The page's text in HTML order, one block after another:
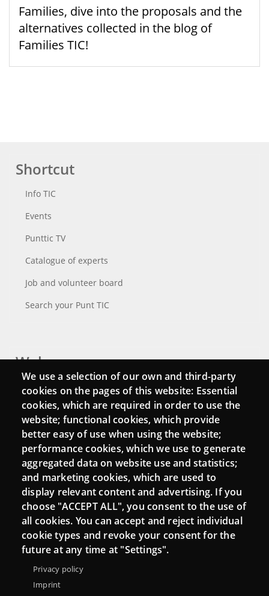
Families, dive into the proposals and the
alternatives collected in the blog of
Families TIC!
Shortcut
Info TIC
Events
Punttic TV
Catalogue of experts
Job and volunteer board
Search your Punt TIC
Webs
Login
Mattermost Punt TIC
Moodle CampusLab
Connect
Contact
Newsletters
We use a selection of our own and third-party
cookies on the pages of this website: Essential
cookies, which are required in order to use the
website; functional cookies, which provide
better easy of use when using the website;
performance cookies, which we use to generate
aggregated data on website use and statistics;
and marketing cookies, which are used to
display relevant content and advertising. If you
choose "ACCEPT ALL", you consent to the use of
all cookies. You can accept and reject individual
cookie types and revoke your consent for the
future at any time at "Settings".
Privacy policy
Imprint